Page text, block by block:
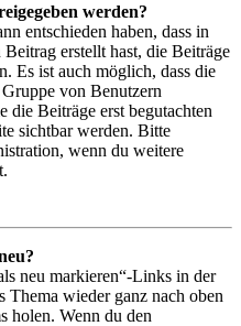
werden?
entschieden haben, dass in
erstellt hast, die Beiträge
Es ist auch möglich, dass die
von Benutzern
die Beiträge erst begutachten
sichtbar werden. Bitte
wenn du weitere
neu markieren“-Links in der
Thema wieder ganz nach oben
holen. Wenn du den